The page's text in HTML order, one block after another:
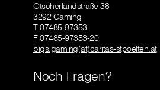
Ötscherlandstraße 38
3292 Gaming
T 07485-97353
F 07485-97353-20
bigs.gaming(at)caritas-stpoelten.at
Noch Fragen?